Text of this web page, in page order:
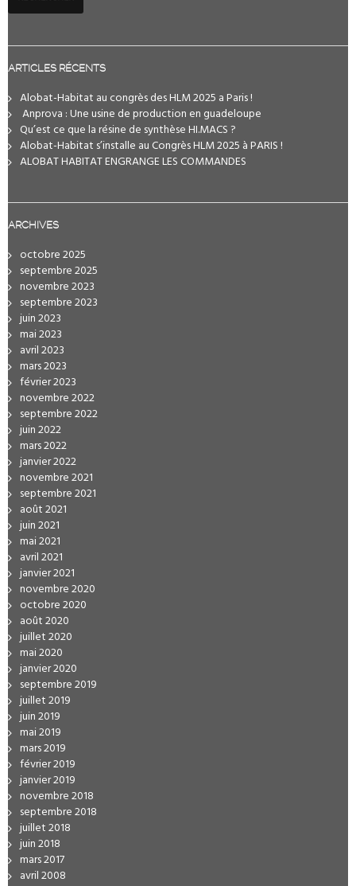
ARTICLES RÉCENTS
Alobat-Habitat au congrès des HLM 2025 a Paris !
️ Anprova : Une usine de production en guadeloupe
Qu’est ce que la résine de synthèse HI.MACS ?
Alobat-Habitat s’installe au Congrès HLM 2025 à PARIS !
ALOBAT HABITAT ENGRANGE LES COMMANDES
ARCHIVES
octobre 2025
septembre 2025
novembre 2023
septembre 2023
juin 2023
mai 2023
avril 2023
mars 2023
février 2023
novembre 2022
septembre 2022
juin 2022
mars 2022
janvier 2022
novembre 2021
septembre 2021
août 2021
juin 2021
mai 2021
avril 2021
janvier 2021
novembre 2020
octobre 2020
août 2020
juillet 2020
mai 2020
janvier 2020
septembre 2019
juillet 2019
juin 2019
mai 2019
mars 2019
février 2019
janvier 2019
novembre 2018
septembre 2018
juillet 2018
juin 2018
mars 2017
avril 2008